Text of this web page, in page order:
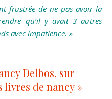
frustrée de ne pas avoir la
qu’il y avait 3 autres
avec impatience. »
Delbos, sur
livres de nancy »